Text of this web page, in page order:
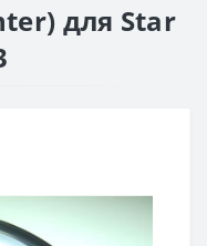
для Star